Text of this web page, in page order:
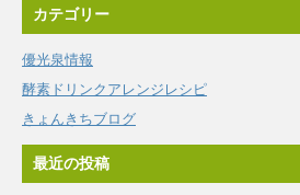
カテゴリー
優光泉情報
酵素ドリンクアレンジレシピ
きょんきちブログ
最近の投稿